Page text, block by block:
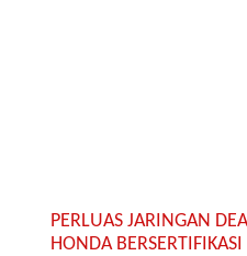
PERLUAS JARINGAN
HONDA